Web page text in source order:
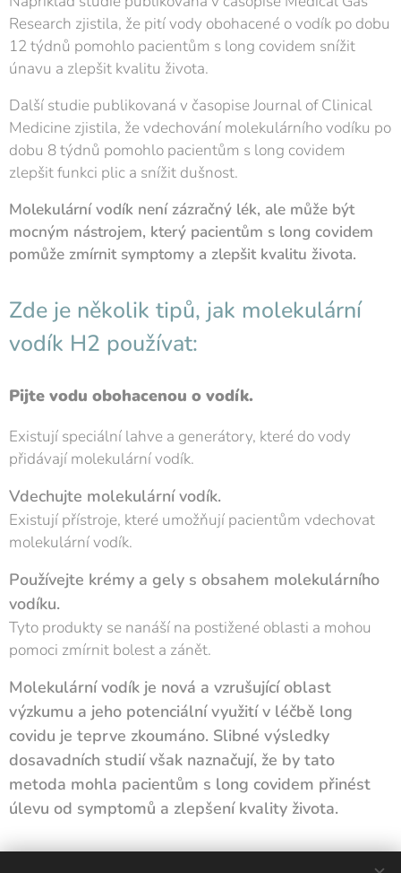
Research zjistila, že pití vody obohacené o vodík po dobu
12 týdnů pomohlo pacientům s long covidem snížit
únavu a zlepšit kvalitu života.
Další studie publikovaná v časopise Journal of Clinical
Medicine zjistila, že vdechování molekulárního vodíku po
dobu 8 týdnů pomohlo pacientům s long covidem
zlepšit funkci plic a snížit dušnost.
Molekulární vodík není zázračný lék, ale může být
mocným nástrojem, který pacientům s long covidem
pomůže zmírnit symptomy a zlepšit kvalitu života.
Zde je několik tipů, jak molekulární
vodík H2 používat:
Pijte vodu obohacenou o vodík.
Existují speciální lahve a generátory, které do vody
přidávají molekulární vodík.
Vdechujte molekulární vodík.
Existují přístroje, které umožňují pacientům vdechovat
molekulární vodík.
Používejte krémy a gely s obsahem molekulárního
vodíku.
Tyto produkty se nanáší na postižené oblasti a mohou
pomoci zmírnit bolest a zánět.
Molekulární vodík je nová a vzrušující oblast
výzkumu a jeho potenciální využití v léčbě long
covidu je teprve zkoumáno. Slibné výsledky
dosavadních studií však naznačují, že by tato
metoda mohla pacientům s long covidem přinést
úlevu od symptomů a zlepšení kvality života.